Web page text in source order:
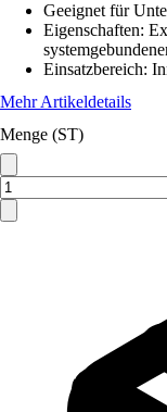
Geeignet für
Eigenschaften:
Einsatzbereich:
Mehr Artikeldetails
Menge (ST)